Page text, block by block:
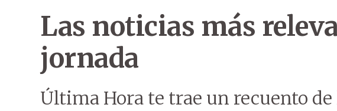
Las noticias más
jornada
Última Hora te trae un recuento